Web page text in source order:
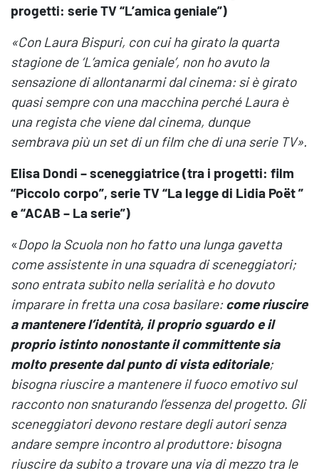
progetti: serie TV “L’amica geniale”)
«Con Laura Bispuri, con cui ha girato la quarta
stagione de ‘L’amica geniale’, non ho avuto la
sensazione di allontanarmi dal cinema: si è girato
quasi sempre con una macchina perché Laura è
una regista che viene dal cinema, dunque
sembrava più un set di un film che di una serie TV».
Elisa Dondi – sceneggiatrice (tra i progetti: film
“Piccolo corpo”, serie TV “La legge di Lidia Poët ”
e “ACAB – La serie”)
«Dopo la Scuola non ho fatto una lunga gavetta
come assistente in una squadra di sceneggiatori;
sono entrata subito nella serialità e ho dovuto
imparare in fretta una cosa basilare: come riuscire
a mantenere l’identità, il proprio sguardo e il
proprio istinto nonostante il committente sia
molto presente dal punto di vista editoriale;
bisogna riuscire a mantenere il fuoco emotivo sul
racconto non snaturando l’essenza del progetto. Gli
sceneggiatori devono restare degli autori senza
andare sempre incontro al produttore: bisogna
riuscire da subito a trovare una via di mezzo tra le